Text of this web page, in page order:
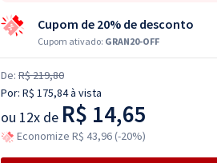
Cupom de 20% de desconto
Cupom ativado: GRAN20-OFF
De: R$ 219,80
Por: R$ 175,84à vista
ou 12x de R$ 14,65
Economize R$ 43,96 (-20%)